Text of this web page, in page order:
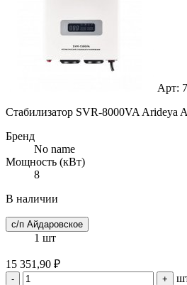
Арт:
Cтабилизатор SVR-8000VA Arideya
Бренд
No name
Мощность (кВт)
8
В наличии
с/п Айдаровское
1 шт
15 351,90 ₽
- +